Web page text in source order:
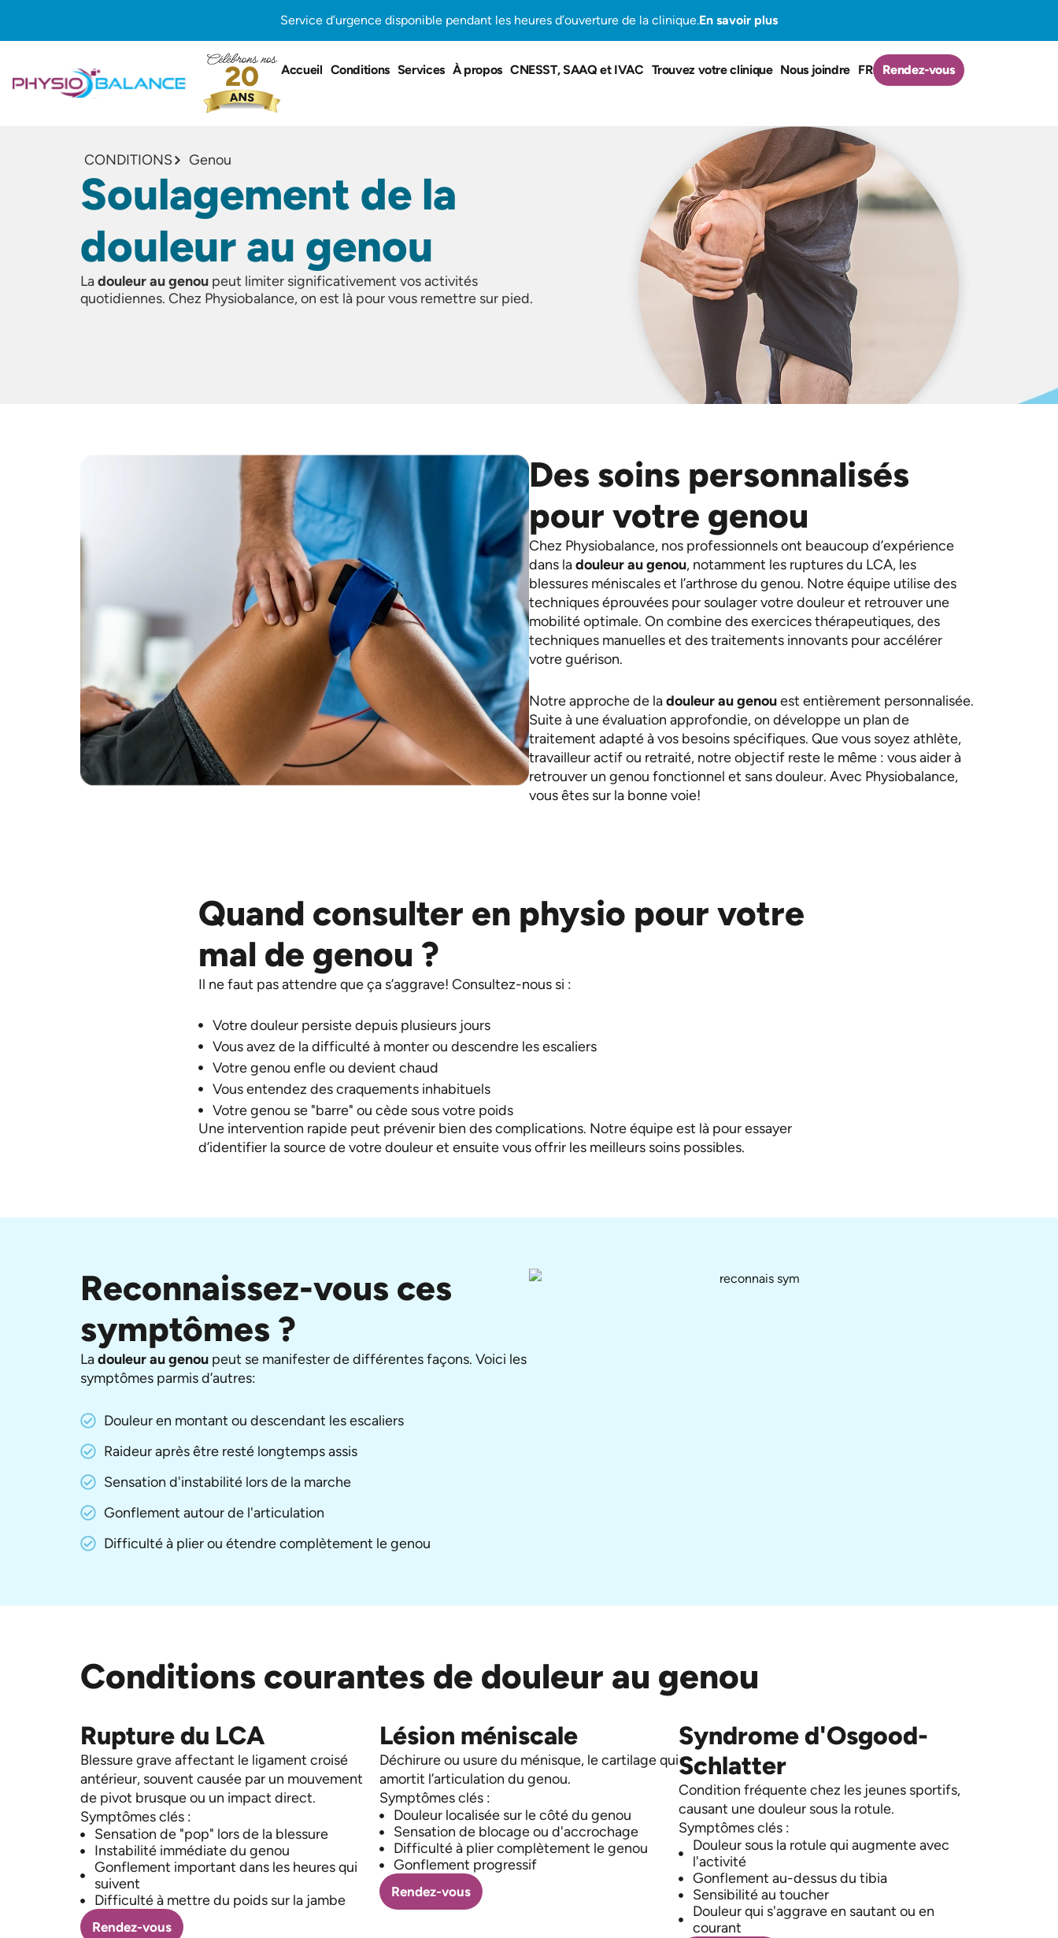
Service d’urgence disponible pendant les heures d’ouverture de la clinique.En savoir plus
Accueil Conditions Services À propos CNESST, SAAQ et IVAC Trouvez votre clinique Nous joindre FR Rendez-vous
CONDITIONS Genou
Soulagement de la
douleur au genou
Ladouleur au genou peut limiter significativement vos activités
quotidiennes. Chez Physiobalance, on est là pour vous remettre sur pied.
Des soins personnalisés
pour votre genou
Chez Physiobalance, nos professionnels ont beaucoup d’expérience
dans ladouleur au genou, notamment les ruptures du LCA, les
blessures méniscales et l’arthrose du genou. Notre équipe utilise des
techniques éprouvées pour soulager votre douleur et retrouver une
mobilité optimale. On combine des exercices thérapeutiques, des
techniques manuelles et des traitements innovants pour accélérer
votre guérison.
Notre approche de ladouleur au genouest entièrement personnalisée.
Suite à une évaluation approfondie, on développe un plan de
traitement adapté à vos besoins spécifiques. Que vous soyez athlète,
travailleur actif ou retraité, notre objectif reste le même : vous aider à
retrouver un genou fonctionnel et sans douleur. Avec Physiobalance,
vous êtes sur la bonne voie!
Quand consulter en physio pour votre
mal de genou ?
Il ne faut pas attendre que ça s’aggrave! Consultez-nous si :
Votre douleur persiste depuis plusieurs jours
Vous avez de la difficulté à monter ou descendre les escaliers
Votre genou enfle ou devient chaud
Vous entendez des craquements inhabituels
Votre genou se "barre" ou cède sous votre poids
Une intervention rapide peut prévenir bien des complications. Notre équipe est là pour essayer
d’identifier la source de votre douleur et ensuite vous offrir les meilleurs soins possibles.
Reconnaissez-vous ces
symptômes ?
Ladouleur au genou peut se manifester de différentes façons. Voici les
symptômes parmis d’autres:
Douleur en montant ou descendant les escaliers
Raideur après être resté longtemps assis
Sensation d'instabilité lors de la marche
Gonflement autour de l'articulation
Difficulté à plier ou étendre complètement le genou
Conditions courantes de douleur au genou
Rupture du LCA
Blessure grave affectant le ligament croisé
antérieur, souvent causée par un mouvement
de pivot brusque ou un impact direct.
Symptômes clés :
Sensation de "pop" lors de la blessure
Instabilité immédiate du genou
Gonflement important dans les heures qui
suivent
Difficulté à mettre du poids sur la jambe
Rendez-vous
Lésion méniscale
Déchirure ou usure du ménisque, le cartilage qui
amortit l’articulation du genou.
Symptômes clés :
Douleur localisée sur le côté du genou
Sensation de blocage ou d'accrochage
Difficulté à plier complètement le genou
Gonflement progressif
Rendez-vous
Syndrome d'Osgood-
Schlatter
Condition fréquente chez les jeunes sportifs,
causant une douleur sous la rotule.
Symptômes clés :
Douleur sous la rotule qui augmente avec
l'activité
Gonflement au-dessus du tibia
Sensibilité au toucher
Douleur qui s'aggrave en sautant ou en
courant